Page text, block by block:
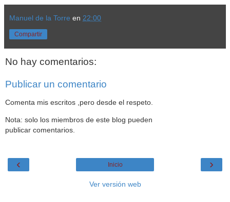
Manuel de la Torre en 22:00
Compartir
No hay comentarios:
Publicar un comentario
Comenta mis escritos ,pero desde el respeto.
Nota: solo los miembros de este blog pueden
publicar comentarios.
‹ ›
Inicio
Ver versión web